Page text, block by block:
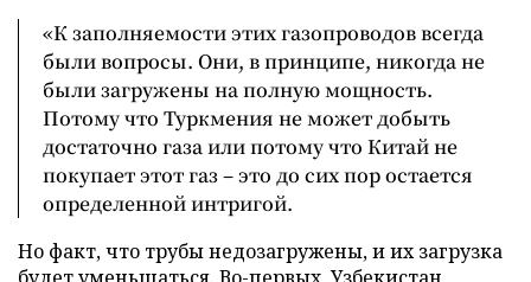
«К заполняемости этих газопроводов всегда
были вопросы. Они, в принципе, никогда не
были загружены на полную мощность.
Потому что Туркмения не может добыть
достаточно газа или потому что Китай не
покупает этот газ – это до сих пор остается
определенной интригой.
Но факт, что трубы недозагружены, и их загрузка